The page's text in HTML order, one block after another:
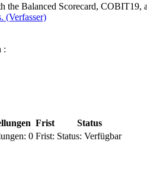
the Balanced Scorecard, COBIT19,
(Verfasser)
:
Frist
Status
0 Frist: Status: Verfügbar